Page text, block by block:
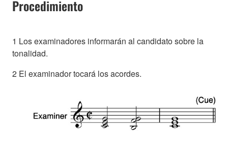
Procedimiento
1 Los examinadores informarán al candidato sobre la
tonalidad.
2 El examinador tocará los acordes.